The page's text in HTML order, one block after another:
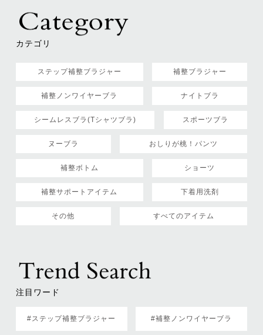
カテゴリ
ステップ補整ブラジャー 補整ブラジャー
補整ノンワイヤーブラ ナイトブラ
シームレスブラ(Tシャツブラ) スポーツブラ
ヌーブラ おしりが桃！パンツ
補整ボトム ショーツ
補整サポートアイテム 下着用洗剤
その他 すべてのアイテム
注目ワード
#ステップ補整ブラジャー #補整ノンワイヤーブラ